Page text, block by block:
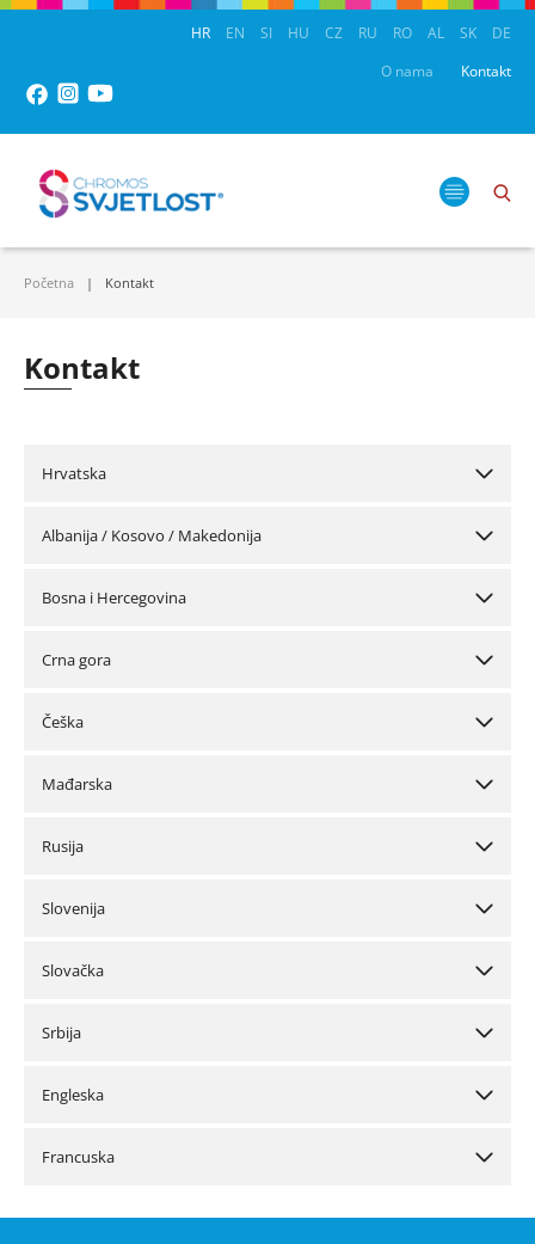
HR EN SI HU CZ RU RO AL SK
DE
O nama
Kontakt
Početna Kontakt
Kontakt
Hrvatska
Albanija / Kosovo / Makedonija
Bosna i Hercegovina
Crna gora
Češka
Mađarska
Rusija
Slovenija
Slovačka
Srbija
Engleska
Francuska